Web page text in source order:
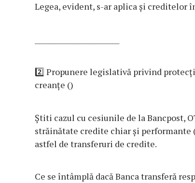
Legea, evident, s-ar aplica și
2️⃣ Propunere legislativă privind
creanțe ()
Știti cazul cu cesiunile de la Bancpost,
străinătate credite chiar și performante
astfel de transferuri de credite.
Ce se întâmplă dacă Banca transferă